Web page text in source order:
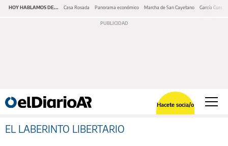
HOY HABLAMOS DE... Casa Rosada Panorama económico Marcha de San Cayetano García Cuerva
Hacete socia/o
EL LABERINTO LIBERTARIO